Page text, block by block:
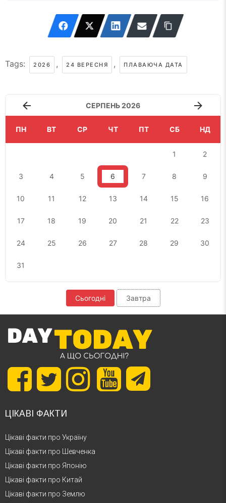
Tags: 2026 , 24 ВЕРЕСНЯ , ПЛАВАЮЧА ДАТА
СЕРПЕНЬ 2026
ПН ВТ СР ЧТ ПТ СБ НД
1 2
3 4 5 6 7 8 9
10 11 12 13 14 15 16
17 18 19 20 21 22 23
24 25 26 27 28 29 30
31
Сьогодні Завтра
ЦІКАВІ ФАКТИ
Цікаві факти про Україну
Цікаві факти про Шевченка
Цікаві факти про Японію
Цікаві факти про Китай
Цікаві факти про Землю